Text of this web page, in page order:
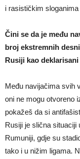
i rasističkim
Čini se da je među
broj ekstremnih
Rusiji kao
Među navijačima svih
oni ne mogu otvoreno
pokažeš da si
Rusiji je slična
Rumuniji, gdje su
tako i u nižim ligama.